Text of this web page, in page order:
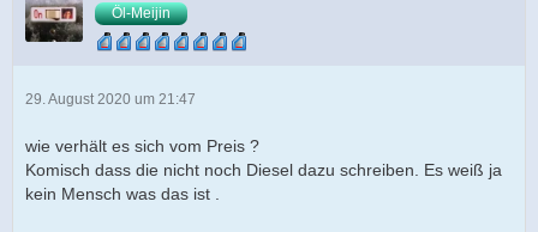
Öl-Meijin
29. August 2020 um 21:47
wie verhält es sich vom Preis ?
Komisch dass die nicht noch Diesel dazu schreiben. Es weiß ja
kein Mensch was das ist .